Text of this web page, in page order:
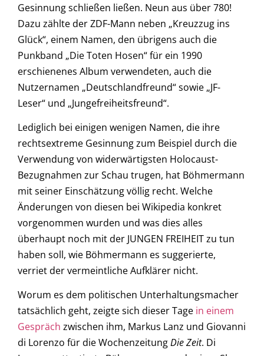
Gesinnung schließen ließen. Neun aus über 780!
Dazu zählte der ZDF-Mann neben „Kreuzzug ins
Glück“, einem Namen, den übrigens auch die
Punkband „Die Toten Hosen“ für ein 1990
erschienenes Album verwendeten, auch die
Nutzernamen „Deutschlandfreund“ sowie „JF-
Leser“ und „Jungefreiheitsfreund“.
Lediglich bei einigen wenigen Namen, die ihre
rechtsextreme Gesinnung zum Beispiel durch die
Verwendung von widerwärtigsten Holocaust-
Bezugnahmen zur Schau trugen, hat Böhmermann
mit seiner Einschätzung völlig recht. Welche
Änderungen von diesen bei Wikipedia konkret
vorgenommen wurden und was dies alles
überhaupt noch mit der JUNGEN FREIHEIT zu tun
haben soll, wie Böhmermann es suggerierte,
verriet der vermeintliche Aufklärer nicht.
Worum es dem politischen Unterhaltungsmacher
tatsächlich geht, zeigte sich dieser Tage in einem
Gespräch zwischen ihm, Markus Lanz und Giovanni
di Lorenzo für die WochenzeitungDie Zeit. Di